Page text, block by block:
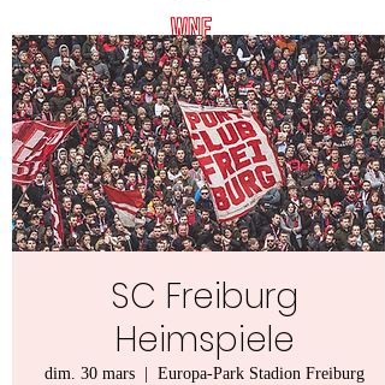
SC Freiburg
Heimspiele
dim. 30 mars
  |
Europa-Park Stadion Freiburg